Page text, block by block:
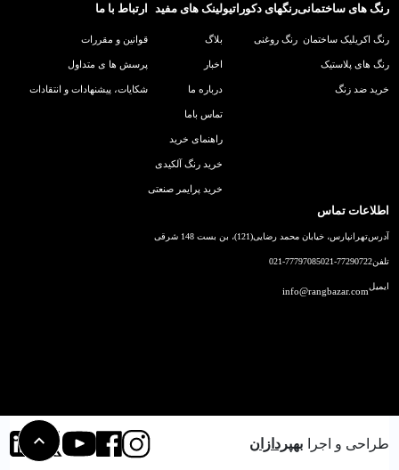
رنگ های ساختمانی
رنگ اکریلیک ساختمان
رنگ های پلاستیک
خرید ضد زنگ
رنگهای دکوراتیو
رنگ روغنی
لینک های مفید
بلاگ
اخبار
درباره ما
تماس باما
راهنمای خرید
خرید رنگ آلکیدی
خرید پرایمر صنعتی
ارتباط با ما
قوانین و مقررات
پرسش ها ی متداول
شکایات، پیشنهادات و انتقادات
اطلاعات تماس
آدرستهرانپارس، خیابان محمد رضایی(121)، بن بست 148 شرقی
تلفن021-77290722
021-77797085
ایمیلinfo@rangbazar.com
طراحی و اجرا بهپردازان